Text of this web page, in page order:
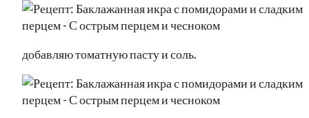
добавляю томатную пасту и соль.